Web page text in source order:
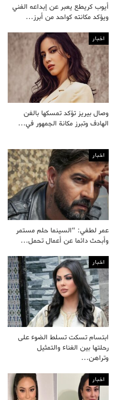
أيوب كريطع يعبر عن إبداعه الفني
ويؤكد مكانته كواحد من أبرز…
اخبار
وصال بيريز تؤكد تمسكها بالفن
الهادف وتبرز مكانة الجمهور في…
اخبار
عمر لطفي: “السينما حلم مستمر
وأبحث دائما عن أعمال تحمل…
اخبار
ابتسام تسكت تسلط الضوء على
رحلتها بين الغناء والتمثيل
وتراهن…
اخبار